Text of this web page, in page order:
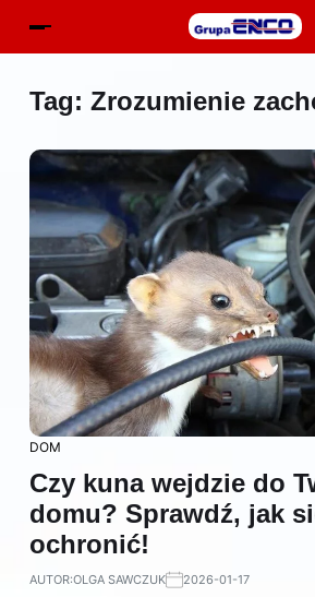
Tag: Zrozumienie
DOM
Czy kuna wejdzie do
domu? Sprawdź, jak
ochronić!
AUTOR:OLGA SAWCZUK 2026-01-17